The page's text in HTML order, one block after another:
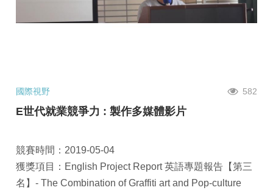
國際視野 582
E世代就業競爭力 : 製作多媒體影片
競賽時間：2019-05-04
獲獎項目：English Project Report 英語專題報告【第三
名】- The Combination of Graffiti art and Pop-culture